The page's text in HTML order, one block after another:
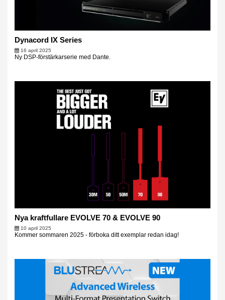
Dynacord IX Series
16 april 2025
Ny DSP-förstärkarserie med Dante.
Nya kraftfullare EVOLVE 70 & EVOLVE 90
10 april 2025
Kommer sommaren 2025 - förboka ditt exemplar redan idag!